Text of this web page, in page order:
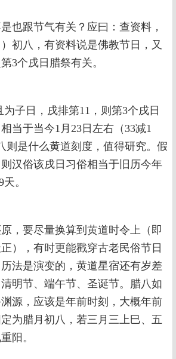
也跟节气有关？应曰：查资料，
初八，有资料说是佛教节日，又
3个戌日腊祭有关。
为子日，戌排第11，则第3个戌日
当于当今1月23日左右（33减1
则是什么黄道刻度，值得研究。假
汉俗该戌日习俗相当于旧历今年
。
，要尽量换算到黄道时令上（即
），有时更能戳穿古老民俗节日
法是演变的，黄道星宿还有岁差
明节、端午节、圣诞节。腊八如
源，应该是年前时刻，大概年前
为腊月初八，若三月三上巳、五
阳。